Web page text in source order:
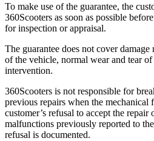
To make use of the guarantee, the
360Scooters as soon as possible
for inspection or appraisal.
The guarantee does not cover
of the vehicle, normal wear and tear
intervention.
360Scooters is not responsible for
previous repairs when the mechanical
customer’s refusal to accept the repair
malfunctions previously reported to
refusal is documented.